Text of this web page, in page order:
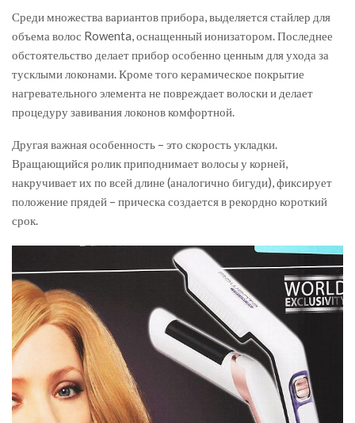
Среди множества вариантов прибора, выделяется стайлер для
объема волос Rowenta, оснащенный ионизатором. Последнее
обстоятельство делает прибор особенно ценным для ухода за
тусклыми локонами. Кроме того керамическое покрытие
нагревательного элемента не повреждает волоски и делает
процедуру завивания локонов комфортной.
Другая важная особенность – это скорость укладки.
Вращающийся ролик приподнимает волосы у корней,
накручивает их по всей длине (аналогично бигуди), фиксирует
положение прядей – прическа создается в рекордно короткий
срок.